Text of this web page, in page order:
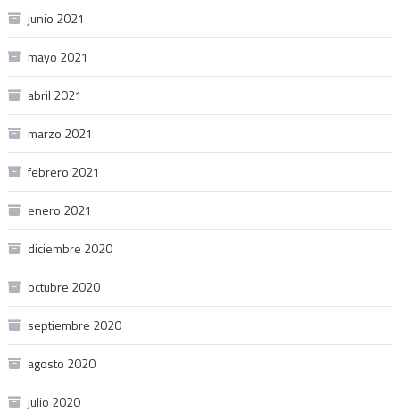
junio 2021
mayo 2021
abril 2021
marzo 2021
febrero 2021
enero 2021
diciembre 2020
octubre 2020
septiembre 2020
agosto 2020
julio 2020